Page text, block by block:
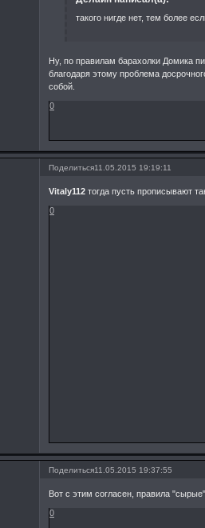
такого нигде нет, тем более
Ну, по правилам барахолки Домика
благодаря этому проблема
собой.
0
Поделиться11.05.2015 19:19:11
Vitaly112 тогда пусть прописывают
0
Поделиться11.05.2015 19:37:55
Вот с этим согласен, правила
0